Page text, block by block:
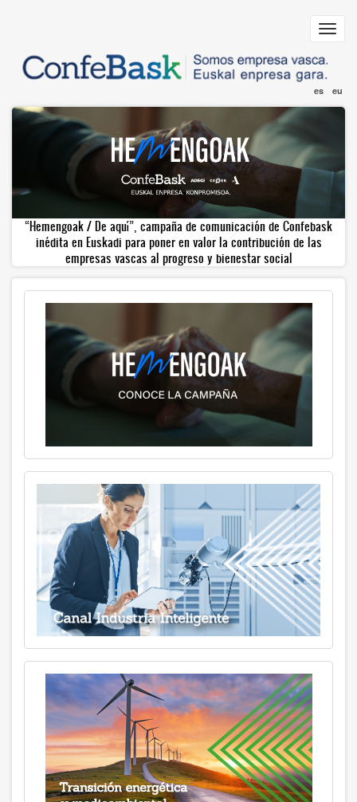
principal
es eu
“Hemengoak / De aquí”, campaña de comunicación de Confebask
inédita en Euskadi para poner en valor la contribución de las
empresas vascas al progreso y bienestar social